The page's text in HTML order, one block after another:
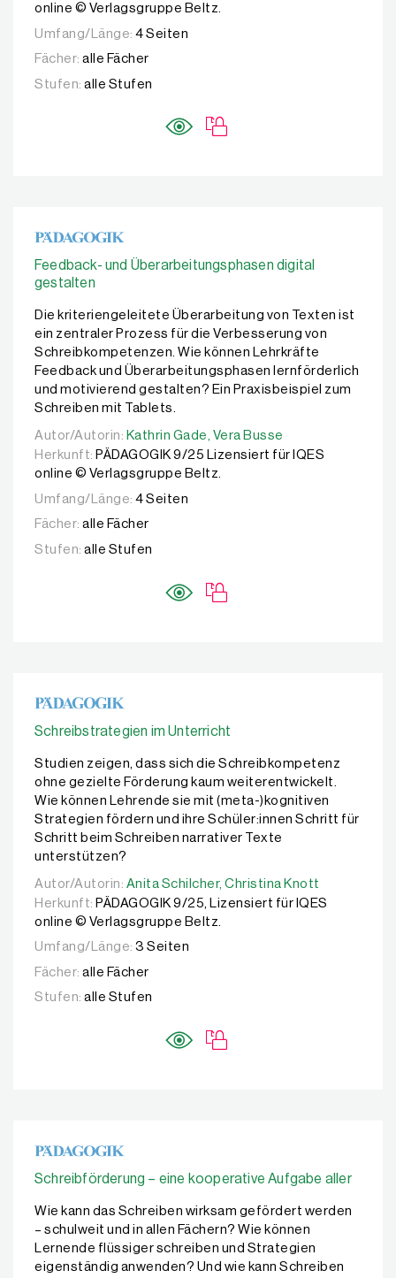
online © Verlagsgruppe Beltz.
Umfang/Länge: 4 Seiten
Fächer: alle Fächer
Stufen: alle Stufen
Feedback- und Überarbeitungsphasen digital
gestalten
Die kriteriengeleitete Überarbeitung von Texten ist
ein zentraler Prozess für die Verbesserung von
Schreibkompetenzen. Wie können Lehrkräfte
Feedback und Überarbeitungsphasen lernförderlich
und motivierend gestalten? Ein Praxisbeispiel zum
Schreiben mit Tablets.
Autor/Autorin: Kathrin Gade, Vera Busse
Autor/Autorin: Kathrin Gade, Vera Busse
Herkunft: PÄDAGOGIK 9/25 Lizensiert für IQES
online © Verlagsgruppe Beltz.
Umfang/Länge: 4 Seiten
Fächer: alle Fächer
Stufen: alle Stufen
Schreibstrategien im Unterricht
Studien zeigen, dass sich die Schreibkompetenz
ohne gezielte Förderung kaum weiterentwickelt.
Wie können Lehrende sie mit (meta-)kognitiven
Strategien fördern und ihre Schüler:innen Schritt für
Schritt beim Schreiben narrativer Texte
unterstützen?
Autor/Autorin: Anita Schilcher, Christina Knott
Autor/Autorin: Anita Schilcher, Christina Knott
Herkunft: PÄDAGOGIK 9/25, Lizensiert für IQES
online © Verlagsgruppe Beltz.
Umfang/Länge: 3 Seiten
Fächer: alle Fächer
Stufen: alle Stufen
Schreibförderung – eine kooperative Aufgabe aller
Wie kann das Schreiben wirksam gefördert werden
– schulweit und in allen Fächern? Wie können
Lernende flüssiger schreiben und Strategien
eigenständig anwenden? Und wie kann Schreiben